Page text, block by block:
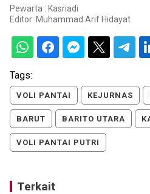
Pewarta : Kasriadi
Editor: Muhammad Arif Hidayat
Tags:
VOLI PANTAI KEJURNAS
BARUT BARITO UTARA
VOLI PANTAI PUTRI
Terkait